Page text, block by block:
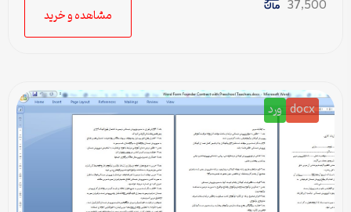
37,500
مشاهده و خرید
docx ورد